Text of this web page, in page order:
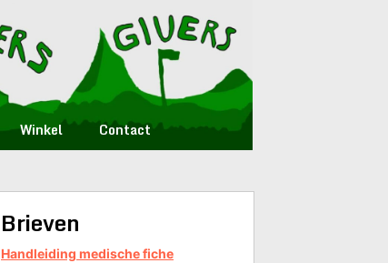
Winkel Contact
Brieven
Handleiding medische fiche